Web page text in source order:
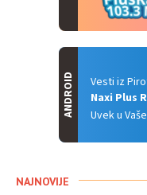
Vesti iz
Naxi Plus
Uvek u
ANDROID
NAJNOVIJE